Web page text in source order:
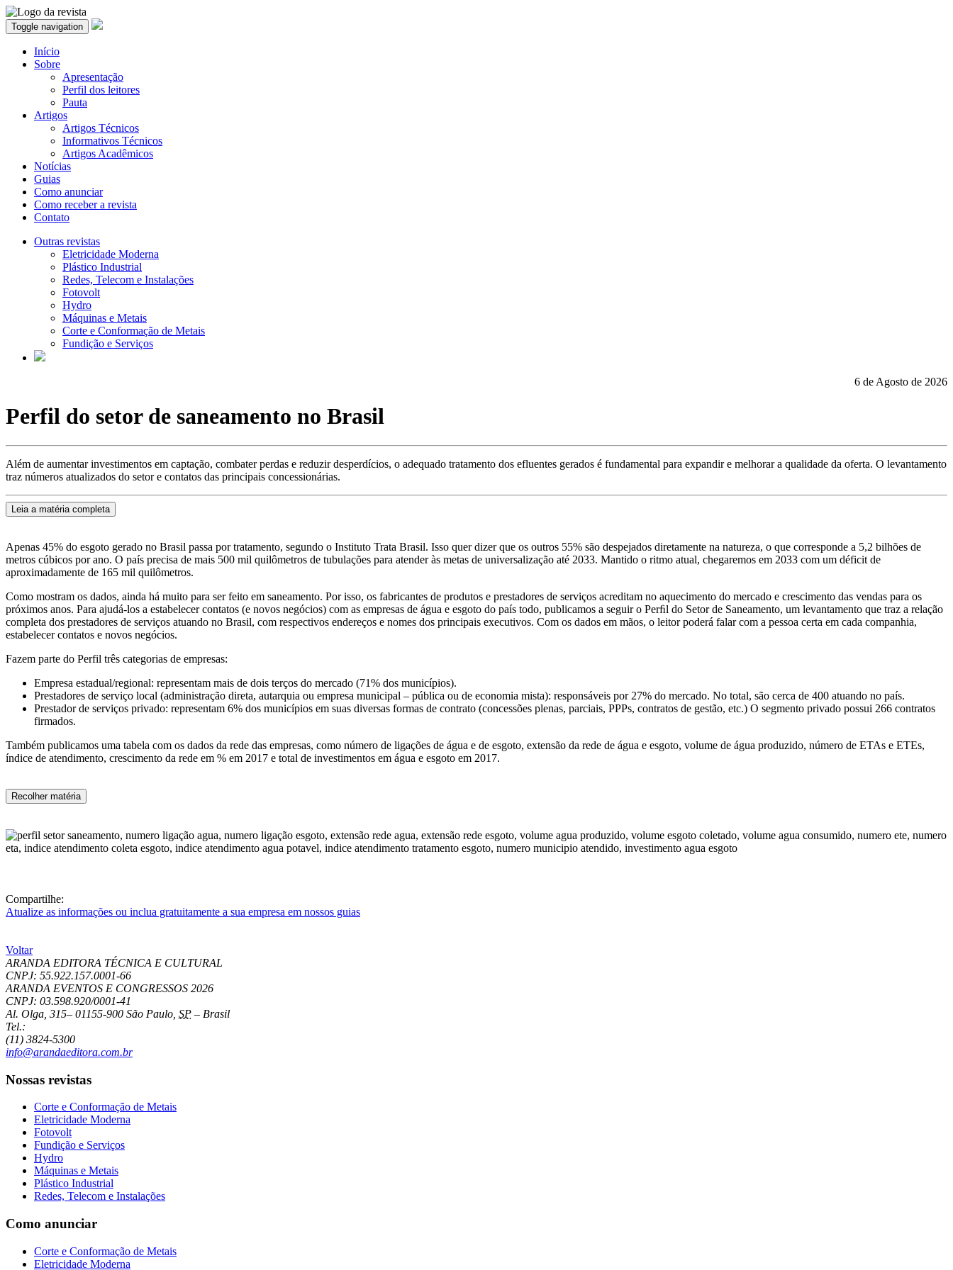
Toggle navigation
Início
Sobre
Apresentação
Perfil dos leitores
Pauta
Artigos
Artigos Técnicos
Informativos Técnicos
Artigos Acadêmicos
Notícias
Guias
Como anunciar
Como receber a revista
Contato
Outras revistas
Eletricidade Moderna
Plástico Industrial
Redes, Telecom e Instalações
Fotovolt
Hydro
Máquinas e Metais
Corte e Conformação de Metais
Fundição e Serviços
6 de Agosto de 2026
Perfil do setor de saneamento no Brasil
Além de aumentar investimentos em captação, combater perdas e reduzir desperdícios, o adequado tratamento dos efluentes gerados é fundamental para expandir e melhorar a qualidade da oferta. O levantamento
traz números atualizados do setor e contatos das principais concessionárias.
Leia a matéria completa
Apenas 45% do esgoto gerado no Brasil passa por tratamento, segundo o Instituto Trata Brasil. Isso quer dizer que os outros 55% são despejados diretamente na natureza, o que corresponde a 5,2 bilhões de
metros cúbicos por ano. O país precisa de mais 500 mil quilômetros de tubulações para atender às metas de universalização até 2033. Mantido o ritmo atual, chegaremos em 2033 com um déficit de
aproximadamente de 165 mil quilômetros.
Como mostram os dados, ainda há muito para ser feito em saneamento. Por isso, os fabricantes de produtos e prestadores de serviços acreditam no aquecimento do mercado e crescimento das vendas para os
próximos anos. Para ajudá-los a estabelecer contatos (e novos negócios) com as empresas de água e esgoto do país todo, publicamos a seguir o Perﬁl do Setor de Saneamento, um levantamento que traz a relação
completa dos prestadores de serviços atuando no Brasil, com respectivos endereços e nomes dos principais executivos. Com os dados em mãos, o leitor poderá falar com a pessoa certa em cada companhia,
estabelecer contatos e novos negócios.
Fazem parte do Perfil três categorias de empresas:
Empresa estadual/regional: representam mais de dois terços do mercado (71% dos municípios).
Prestadores de serviço local (administração direta, autarquia ou empresa municipal – pública ou de economia mista): responsáveis por 27% do mercado. No total, são cerca de 400 atuando no país.
Prestador de serviços privado: representam 6% dos municípios em suas diversas formas de contrato (concessões plenas, parciais, PPPs, contratos de gestão, etc.) O segmento privado possui 266 contratos
firmados.
Também publicamos uma tabela com os dados da rede das empresas, como número de ligações de água e de esgoto, extensão da rede de água e esgoto, volume de água produzido, número de ETAs e ETEs,
índice de atendimento, crescimento da rede em % em 2017 e total de investimentos em água e esgoto em 2017.
Recolher matéria
Compartilhe:
Atualize as informações ou inclua gratuitamente a sua empresa em nossos guias
Voltar
ARANDA EDITORA TÉCNICA E CULTURAL
CNPJ: 55.922.157.0001-66
ARANDA EVENTOS E CONGRESSOS 2026
CNPJ: 03.598.920/0001-41
Al. Olga, 315– 01155-900 São Paulo SP – Brasil
Tel.:
(11) 3824-5300
info@arandaeditora.com.br
Nossas revistas
Corte e Conformação de Metais
Eletricidade Moderna
Fotovolt
Fundição e Serviços
Hydro
Máquinas e Metais
Plástico Industrial
Redes, Telecom e Instalações
Como anunciar
Corte e Conformação de Metais
Eletricidade Moderna